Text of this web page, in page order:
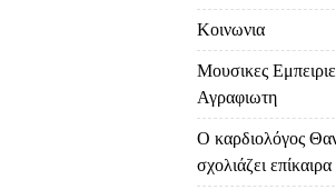
Κοινωνια
Μουσικες
Αγραφιωτη
Ο καρδιολόγος
σχολιάζει